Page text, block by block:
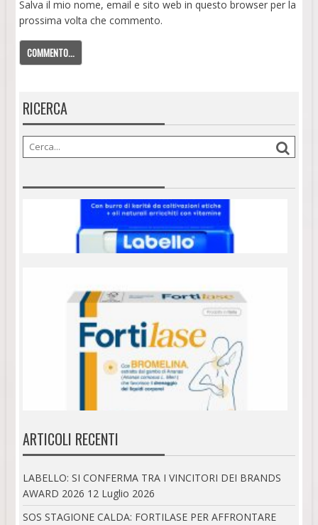
Salva il mio nome, email e sito web in questo browser per la
prossima volta che commento.
RICERCA
ARTICOLI RECENTI
LABELLO: SI CONFERMA TRA I VINCITORI DEI BRANDS
AWARD 2026 12 Luglio 2026
SOS STAGIONE CALDA: FORTILASE PER AFFRONTARE